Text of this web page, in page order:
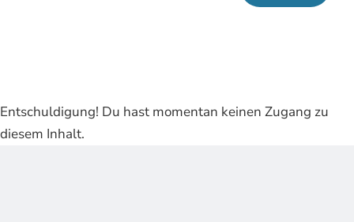
Entschuldigung! Du hast momentan keinen Zugang zu
diesem Inhalt.